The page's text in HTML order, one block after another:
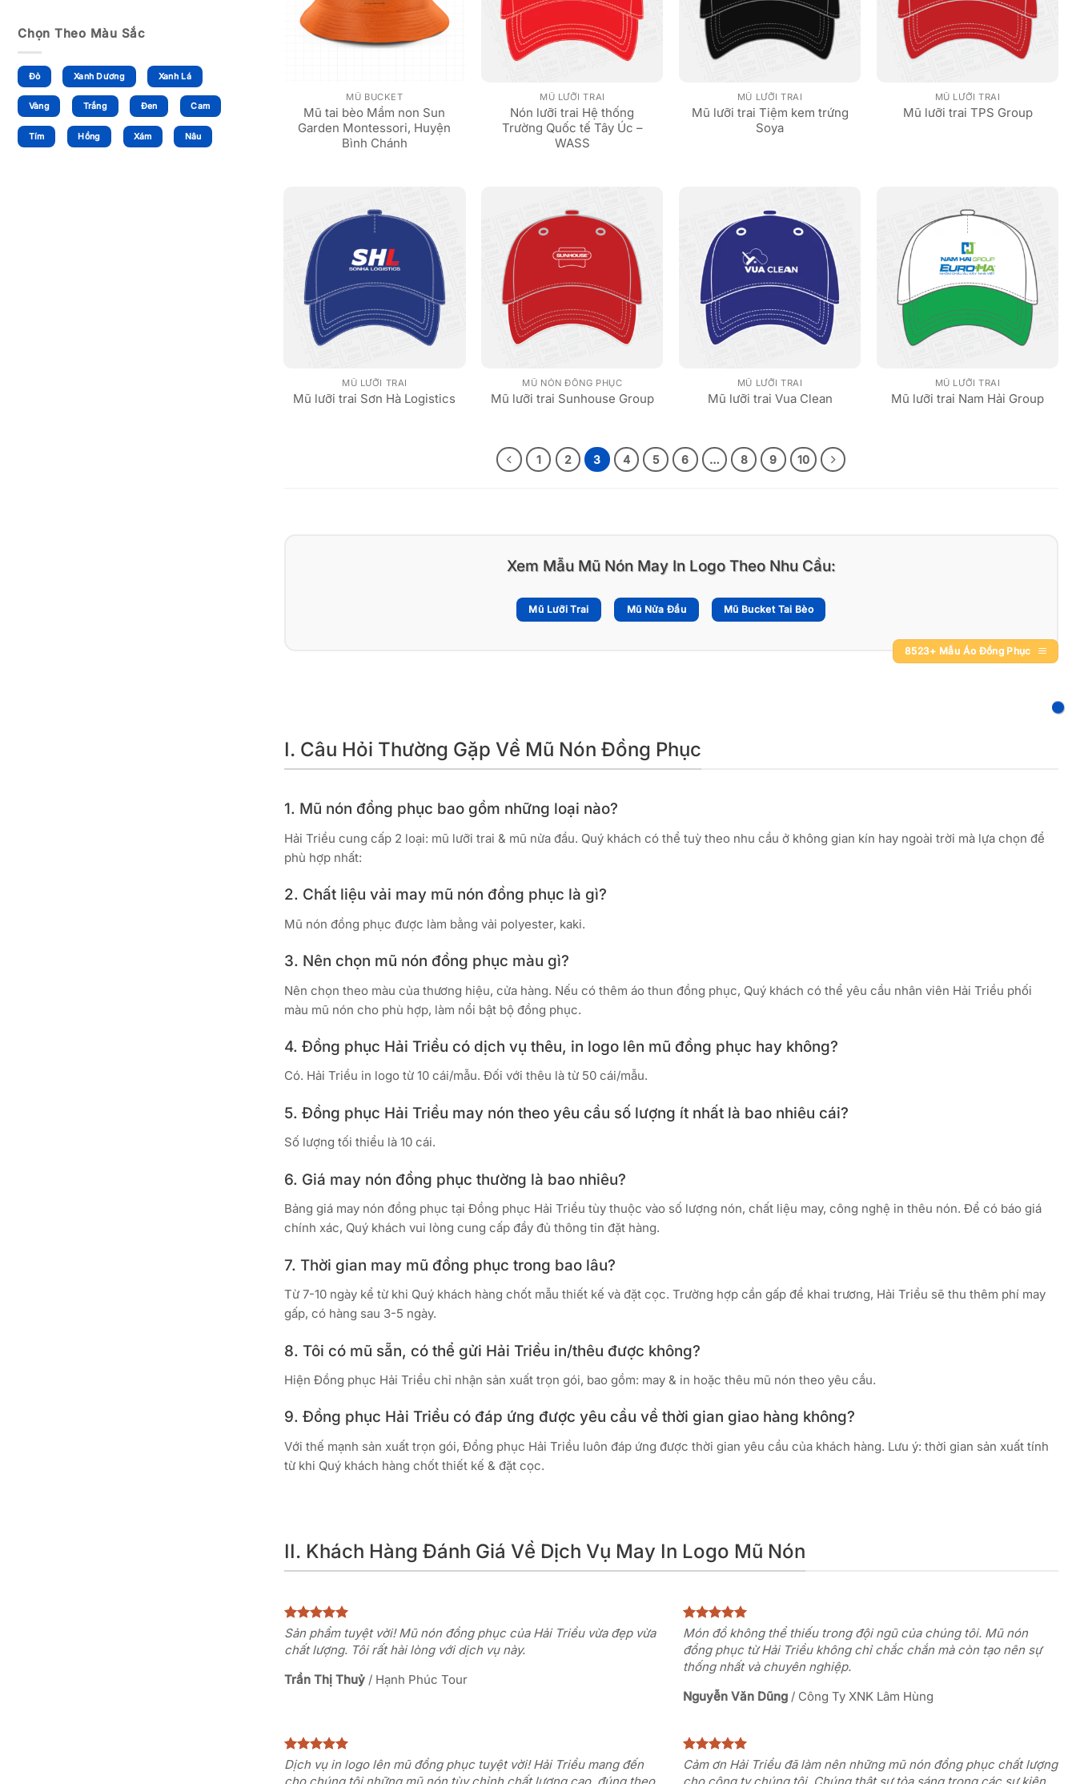
Chọn Theo Màu Sắc
Đỏ Xanh Dương Xanh Lá
Vàng Trắng Đen Cam
Tím Hồng Xám Nâu
MŨ BUCKET
Mũ tai bèo Mầm non Sun
Garden Montessori, Huyện
Bình Chánh
MŨ LƯỠI TRAI
Nón lưỡi trai Hệ thống
Trường Quốc tế Tây Úc –
WASS
MŨ LƯỠI TRAI
Mũ lưỡi trai Tiệm kem trứng
Soya
MŨ LƯỠI TRAI
Mũ lưỡi trai TPS Group
MŨ LƯỠI TRAI
Mũ lưỡi trai Sơn Hà Logistics
MŨ NÓN ĐỒNG PHỤC
Mũ lưỡi trai Sunhouse Group
MŨ LƯỠI TRAI
Mũ lưỡi trai Vua Clean
MŨ LƯỠI TRAI
Mũ lưỡi trai Nam Hải Group
1 2 3 4 5 6 … 8 9 10
Xem Mẫu Mũ Nón May In Logo Theo Nhu Cầu:
Mũ Lưỡi Trai Mũ Nửa Đầu Mũ Bucket Tai Bèo
8523+ Mẫu Áo Đồng Phục
I. Câu Hỏi Thường Gặp Về Mũ Nón Đồng Phục
1. Mũ nón đồng phục bao gồm những loại nào?
Hải Triều cung cấp 2 loại: mũ lưỡi trai & mũ nửa đầu. Quý khách có thể tuỳ theo nhu cầu ở không gian kín hay ngoài trời mà lựa chọn để
phù hợp nhất:
2. Chất liệu vải may mũ nón đồng phục là gì?
Mũ nón đồng phục được làm bằng vải polyester, kaki.
3. Nên chọn mũ nón đồng phục màu gì?
Nên chọn theo màu của thương hiệu, cửa hàng. Nếu có thêm áo thun đồng phục, Quý khách có thể yêu cầu nhân viên Hải Triều phối
màu mũ nón cho phù hợp, làm nổi bật bộ đồng phục.
4. Đồng phục Hải Triều có dịch vụ thêu, in logo lên mũ đồng phục hay không?
Có. Hải Triều in logo từ 10 cái/mẫu. Đối với thêu là từ 50 cái/mẫu.
5. Đồng phục Hải Triều may nón theo yêu cầu số lượng ít nhất là bao nhiêu cái?
Số lượng tối thiểu là 10 cái.
6. Giá may nón đồng phục thường là bao nhiêu?
Bảng giá may nón đồng phục tại Đồng phục Hải Triều tùy thuộc vào số lượng nón, chất liệu may, công nghệ in thêu nón. Để có báo giá
chính xác, Quý khách vui lòng cung cấp đầy đủ thông tin đặt hàng.
7. Thời gian may mũ đồng phục trong bao lâu?
Từ 7-10 ngày kể từ khi Quý khách hàng chốt mẫu thiết kế và đặt cọc. Trường hợp cần gấp để khai trương, Hải Triều sẽ thu thêm phí may
gấp, có hàng sau 3-5 ngày.
8. Tôi có mũ sẵn, có thể gửi Hải Triều in/thêu được không?
Hiện Đồng phục Hải Triều chỉ nhận sản xuất trọn gói, bao gồm: may & in hoặc thêu mũ nón theo yêu cầu.
9. Đồng phục Hải Triều có đáp ứng được yêu cầu về thời gian giao hàng không?
Với thế mạnh sản xuất trọn gói, Đồng phục Hải Triều luôn đáp ứng được thời gian yêu cầu của khách hàng. Lưu ý: thời gian sản xuất tính
từ khi Quý khách hàng chốt thiết kế & đặt cọc.
II. Khách Hàng Đánh Giá Về Dịch Vụ May In Logo Mũ Nón
Sản phẩm tuyệt vời! Mũ nón đồng phục của Hải Triều vừa đẹp vừa
chất lượng. Tôi rất hài lòng với dịch vụ này.
Trần Thị Thuỷ / Hạnh Phúc Tour
Món đồ không thể thiếu trong đội ngũ của chúng tôi. Mũ nón
đồng phục từ Hải Triều không chỉ chắc chắn mà còn tạo nên sự
thống nhất và chuyên nghiệp.
Nguyễn Văn Dũng / Công Ty XNK Lâm Hùng
Dịch vụ in logo lên mũ đồng phục tuyệt vời! Hải Triều mang đến
Cảm ơn Hải Triều đã làm nên những mũ nón đồng phục chất lượng